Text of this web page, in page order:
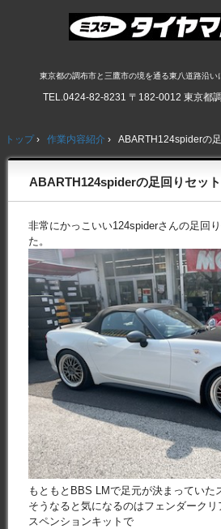
東京都の調布市と三鷹市の境を通る東八道路沿
TEL.0424-82-8231 〒182-0012 東京都
トップ › 作業内容紹介 › ABARTH124spiderの
ABARTH124spiderの足回りセッ
非常にかっこいい124spiderさんの足回
た。
もともとBBS LMで足元が決まっていた
そうなると気になるのはフェンダーク
スペンションキットで